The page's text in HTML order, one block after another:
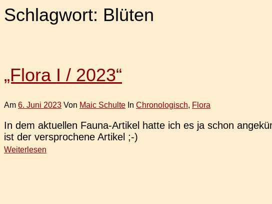
Schlagwort: Blüten
„Flora I / 2023“
Am 6. Juni 2023 Von Maic Schulte In Chronologisch, Flora
In dem aktu­el­len Fauna-Arti­kel hatte ich es ja schon
ist der ver­spro­che­ne Artikel ;-)
Weiterlesen